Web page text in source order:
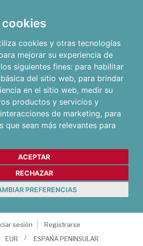
cookies y otras tecnologías
mejorar su experiencia de
siguientes fines: para habilitar
del sitio web, para brindar
en el sitio web, medir su
productos y servicios y
de marketing, para
que sean más relevantes para
ACEPTAR
RECHAZAR
PREFERENCIAS
sesión
Registrarse
EUR ESPAÑA PENINSULAR